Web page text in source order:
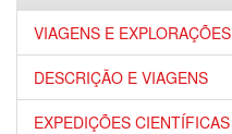
VIAGENS E EXPLORAÇÕES
DESCRIÇÃO E VIAGENS
EXPEDIÇÕES CIENTÍFICAS